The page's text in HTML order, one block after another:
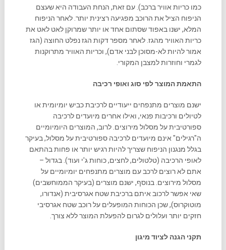
כמו כריות אוויר ברכב). עם זאת, הנחת העבודה היא שעצם
הניפוח הציל את הרוכב מפגיעה רצינית יותר. לאחר הניפוח
המלא, ישנו באפוד שסתום אחד או יותר שמרוקן לאט לאט את
כריות האוויר מהגז. לאחר מספר דקות הגז נפלט החוצה (הגז
אמור להיות לא-מסוכן לבני אדם), וכריות האוויר מתרוקנות
לגמרי וחוזרות למצבן המקורי.
התאמת המוצר לפי סוג ואופי רכיבה
ישנם מוצרים מתנפחים ייעודיים לרכיבת כביש יומיומית או
לטיולים ורכיבות פנאי, ואילו אחרים מיועדים לרכיבה
ספורטיבית על מסלול מירוצים. לרוב, המוצרים היומיומיים
ה"רגילים" אינם מיועדים לרכיבה ספורטיבית על מסלול, בעיקר
בגלל מנגנון הניפוח שצריך להיות רגיש יותר או פחות בהתאם
לאופי הרכיבה (טלטולים, לחצים, כוחות ג'י ועוד). בגדול –
אתם לא רוצים לרכב עם מוצרים מתנפחים יומיומיים על
מסלול מירוצים. בנוסף, ישנם מוצרים (בעיקר הממוחשבים)
שאי אפשר לרכוב איתם ברכיבת שטח אגרסיבית (אנדורו,
מוטוקרוס), שכן הכוחות המופעלים על רוכב שטח אגרסיבי
חזקים יותר ועלולים לגרום להפעלת המוצר ללא צורך.
תקני הגנה לציוד מיגון